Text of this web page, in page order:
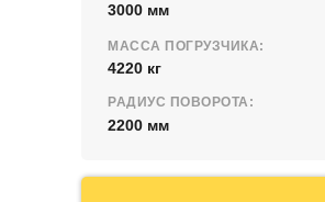
МАССА ПОГРУЗЧИКА:
4220 кг
3000 мм
РАДИУС ПОВОРОТА:
2200 мм